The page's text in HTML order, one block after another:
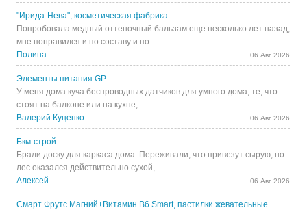
"Ирида-Нева", косметическая фабрика
Попробовала медный оттеночный бальзам еще несколько лет назад,
мне понравился и по составу и по...
Полина
06 Авг 2026
Элементы питания GP
У меня дома куча беспроводных датчиков для умного дома, те, что
стоят на балконе или на кухне,...
Валерий Куценко
06 Авг 2026
Бкм-строй
Брали доску для каркаса дома. Переживали, что привезут сырую, но
лес оказался действительно сухой,...
Алексей
06 Авг 2026
Смарт Фрутс Магний+Витамин В6 Smart, пастилки жевательные